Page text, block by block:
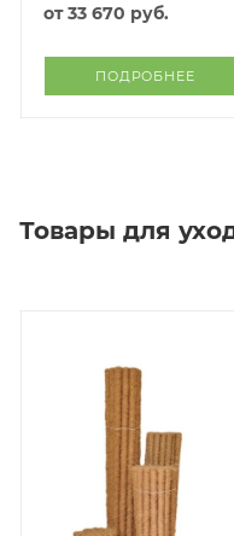
от33 670 руб.
ПОДРОБНЕЕ
Товары для